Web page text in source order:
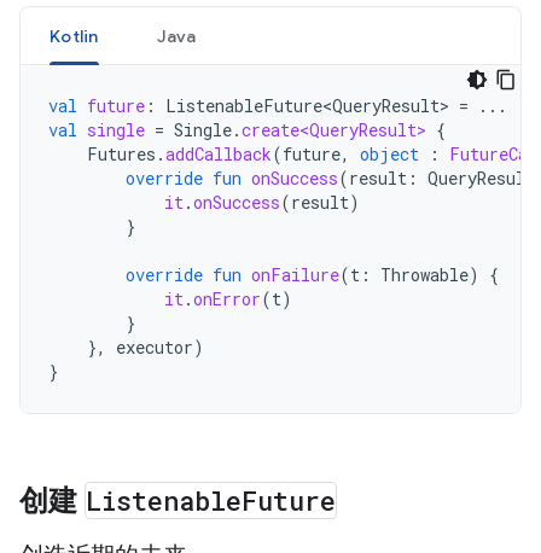
Kotlin Java
val future : ListenableFuture<QueryResult> =
...
val single = Single.create<QueryResult> {
Futures .addCallback(future, object :
override fun onSuccess(result : QueryResult
it.onSuccess(result)
}
override fun onFailure(t : Throwable)
{
it.onError(t)
}
},
executor)
}
创建 ListenableFuture